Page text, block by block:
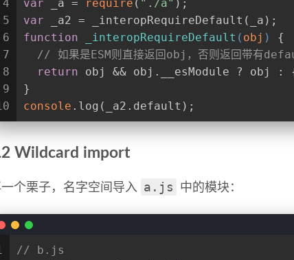
4
5
6
7
8
9
var _a = require ( "./a" );
var _a2 = _interopRequireDefault(_a);
function
_interopRequireDefault ( obj ) {
// 如果是ESM则直接返回obj，否则返回带有
return obj && obj.__esModule ? obj :
}
console .log(_a2.default);
Wildcard import
个栗子，名字空间导入 a.js 中的模块：
// b.js